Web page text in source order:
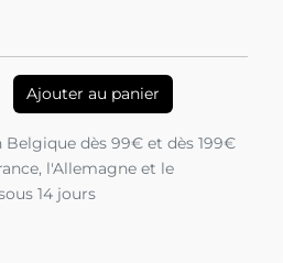
Ajouter au panier
dès 99€ et dès 199€
l'Allemagne et le
14 jours